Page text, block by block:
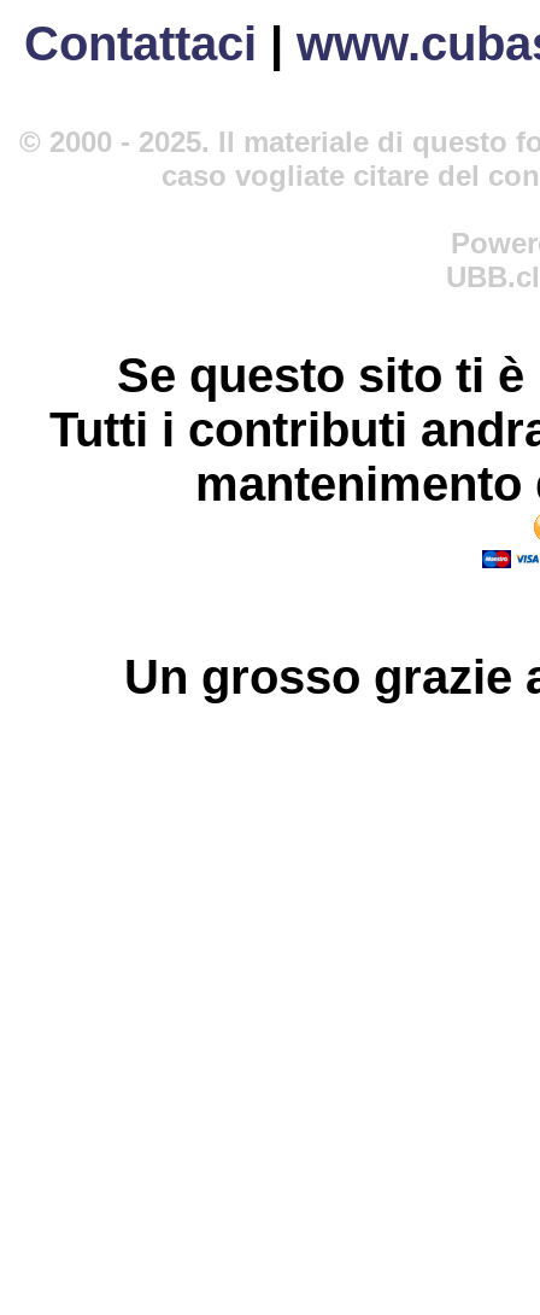
Contattaci |
© 2000 - 2025. Il materiale di questo
caso vogliate citare del
Se questo sito ti
Tutti i contributi
Un grosso grazie